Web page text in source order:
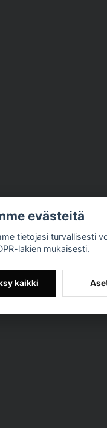
evästeitä
tietojasi turvallisesti
lakien mukaisesti.
kaikki